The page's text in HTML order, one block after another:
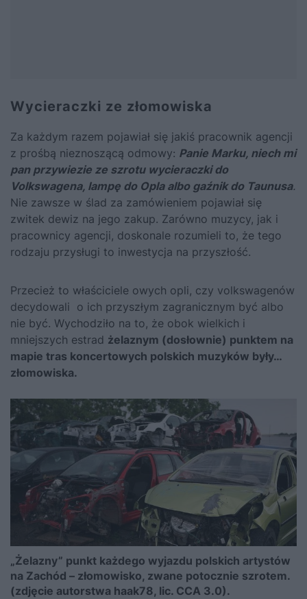
Wycieraczki ze złomowiska
Za każdym razem pojawiał się jakiś pracownik agencji
z prośbą nieznoszącą odmowy: Panie Marku, niech mi
pan przywiezie ze szrotu wycieraczki do
Volkswagena, lampę do Opla albo gaźnik do Taunusa.
Nie zawsze w ślad za zamówieniem pojawiał się
zwitek dewiz na jego zakup. Zarówno muzycy, jak i
pracownicy agencji, doskonale rozumieli to, że tego
rodzaju przysługi to inwestycja na przyszłość.
Przecież to właściciele owych opli, czy volkswagenów
decydowali o ich przyszłym zagranicznym być albo
nie być. Wychodziło na to, że obok wielkich i
mniejszych estrad żelaznym (dosłownie) punktem na
mapie tras koncertowych polskich muzyków były…
złomowiska.
„Żelazny” punkt każdego wyjazdu polskich artystów
na Zachód – złomowisko, zwane potocznie szrotem.
(zdjęcie autorstwa haak78, lic. CCA 3.0).